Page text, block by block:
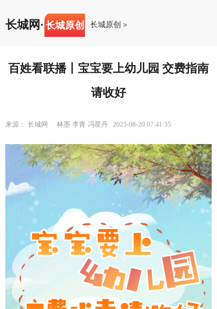
长城网· 长城原创 长城原创 >
百姓看联播丨宝宝要上幼儿园 交费指南
请收好
来源： 长城网 林墨 李青 冯星丹 2023-08-20 07:41:35